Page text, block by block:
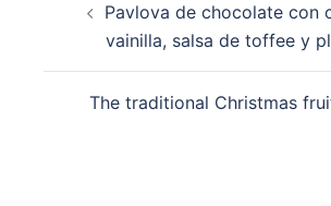
entradas
Pavlova de chocolate con
vainilla, salsa de toffee y
The traditional Christmas